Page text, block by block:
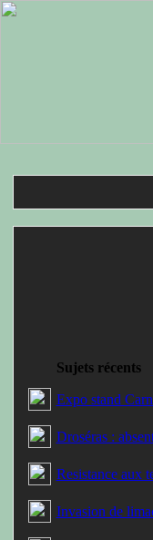
Sujets récents
Expo stand
Droséras :
Resistance aux
Invasion de